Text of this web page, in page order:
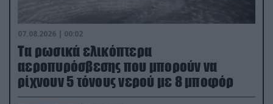
07.08.2026 | 00:02
Τα ρωσικά ελικόπτερα
αεροπυρόσβεσης που μπορούν να
ρίχνουν 5 τόνους νερού με 8 μποφόρ